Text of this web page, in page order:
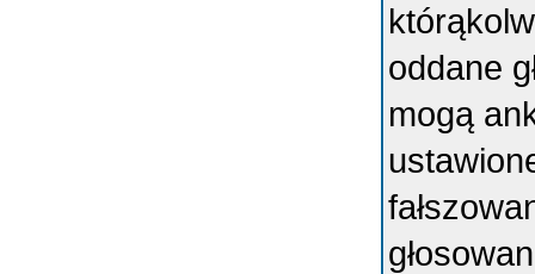
oddane
mogą